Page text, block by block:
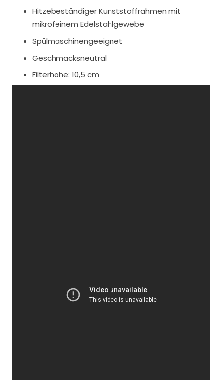
Hitzebeständiger Kunststoffrahmen mit
mikrofeinem Edelstahlgewebe
Spülmaschinengeeignet
Geschmacksneutral
Filterhöhe: 10,5 cm